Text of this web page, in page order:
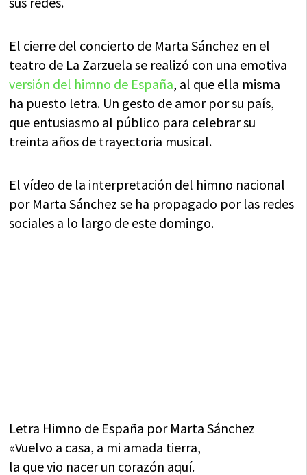
El cierre del concierto de Marta Sánchez en el
teatro de La Zarzuela se realizó con una emotiva
versión del himno de España, al que ella misma
ha puesto letra. Un gesto de amor por su país,
que entusiasmo al público para celebrar su
treinta años de trayectoria musical.
El vídeo de la interpretación del himno nacional
por Marta Sánchez se ha propagado por las redes
sociales a lo largo de este domingo.
Letra Himno de España por Marta Sánchez
«Vuelvo a casa, a mi amada tierra,
la que vio nacer un corazón aquí.